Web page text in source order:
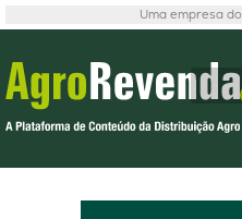
Uma empresa do